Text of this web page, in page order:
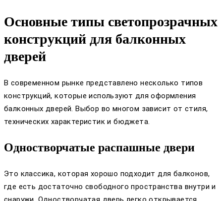
Основные типы светопрозрачных
конструкций для балконных
дверей
В современном рынке представлено несколько типов
конструкций, которые используют для оформления
балконных дверей. Выбор во многом зависит от стиля,
технических характеристик и бюджета.
Одностворчатые распашные двери
Это классика, которая хорошо подходит для балконов,
где есть достаточно свободного пространства внутри и